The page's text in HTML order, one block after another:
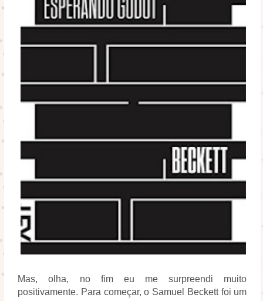
Mas, olha, no fim eu me surpreendi muito
positivamente. Para começar, o Samuel Beckett foi um